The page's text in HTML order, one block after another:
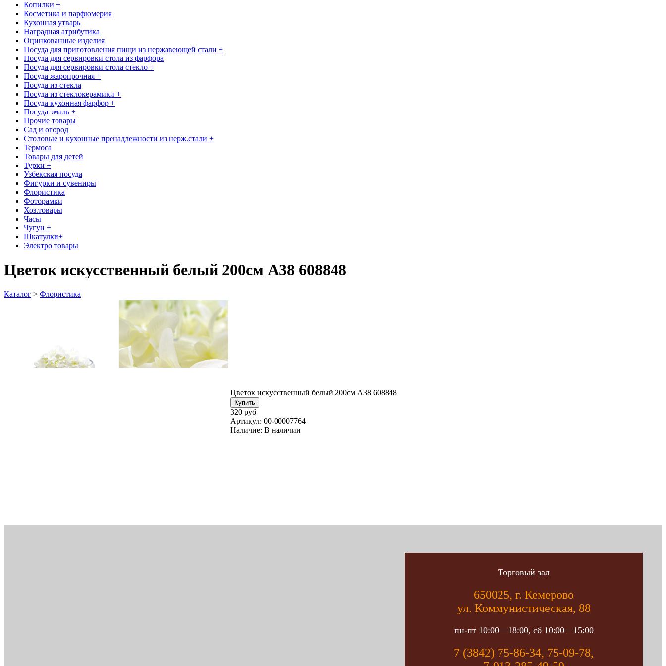
Копилки +
Косметика и парфюмерия
Кухонная утварь
Наградная атрибутика
Оцинкованные изделия
Посуда для приготовления пищи из нержавеющей стали +
Посуда для сервировки стола из фарфора
Посуда для сервировки стола стекло +
Посуда жаропрочная +
Посуда из стекла
Посуда из стеклокерамики +
Посуда кухонная фарфор +
Посуда эмаль +
Прочие товары
Сад и огород
Столовые и кухонные пренадлежности из нерж.стали +
Термоса
Товары для детей
Турки +
Узбекская посуда
Фигурки и сувениры
Флористика
Фоторамки
Хоз.товары
Часы
Чугун +
Шкатулки+
Электро товары
Цветок искусственный белый 200см А38 608848
Каталог > Флористика
Цветок искусственный белый 200см А38 608848
320 руб
Артикул: 00-00007764
Наличие: В наличии
Торговый зал
650025, г. Кемерово
ул. Коммунистическая, 88
пн-пт 10:00—18:00, сб 10:00—15:00
7 (3842) 75-86-34, 75-09-78,